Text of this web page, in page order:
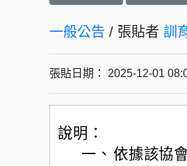
一般公告 / 張貼者 訓
張貼日期： 2025-12-01
說明：
一、 依據該協